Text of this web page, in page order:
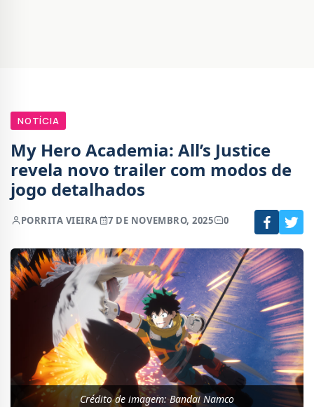
NOTÍCIA
My Hero Academia: All’s Justice
revela novo trailer com modos de
jogo detalhados
PORRITA VIEIRA 7 DE NOVEMBRO, 2025 0
Crédito de imagem: Bandai Namco